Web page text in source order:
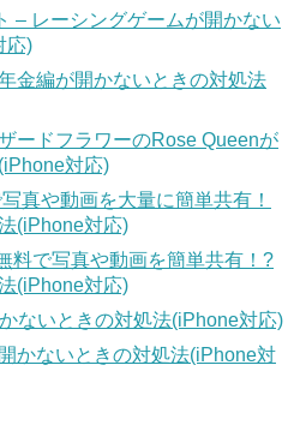
– レーシングゲームが開かない
応)
金編が開かないときの対処法
ードフラワーのRose Queenが
対応)
真や動画を大量に簡単共有！
(iPhone対応)
料で写真や動画を簡単共有！?
(iPhone対応)
ないときの対処法(iPhone対応)
かないときの対処法(iPhone対